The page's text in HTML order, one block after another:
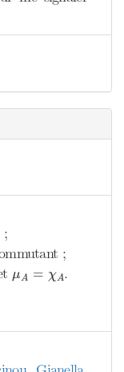
;
;
μA = χA
μA =χ A .